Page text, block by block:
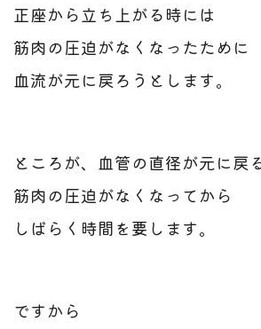
正座から立ち上がる時には
筋肉の圧迫がなくなったために
血流が元に戻ろうとします。
ところが、血管の直径が元に戻
筋肉の圧迫がなくなってから
しばらく時間を要します。
ですから